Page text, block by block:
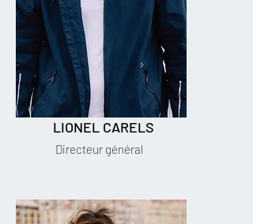
LIONEL CARELS
Directeur général